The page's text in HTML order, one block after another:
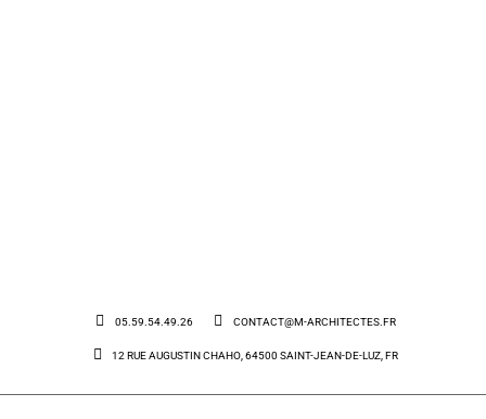
05.59.54.49.26 CONTACT@M-ARCHITECTES.FR
12 RUE AUGUSTIN CHAHO, 64500 SAINT-JEAN-DE-LUZ, FR